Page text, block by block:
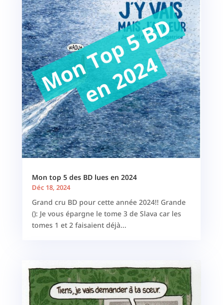
Mon top 5 des BD lues en 2024
Déc 18, 2024
Grand cru BD pour cette année 2024!! Grande
(): Je vous épargne le tome 3 de Slava car les
tomes 1 et 2 faisaient déjà...